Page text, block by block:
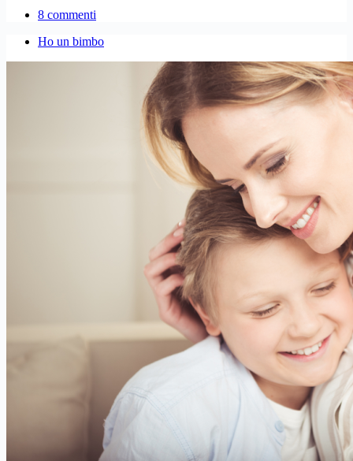
8 commenti
Ho un bimbo